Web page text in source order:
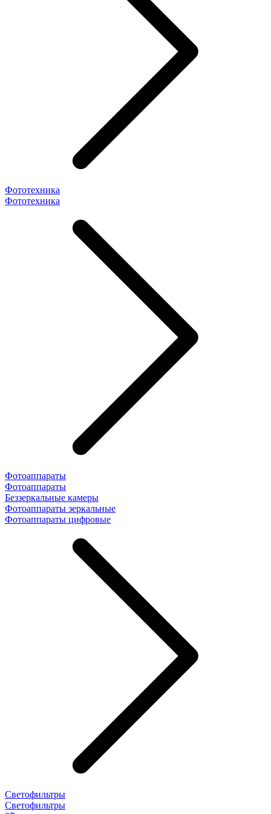
Фототехника
Фототехника
Фотоаппараты
Фотоаппараты
Беззеркальные камеры
Фотоаппараты зеркальные
Фотоаппараты цифровые
Светофильтры
Светофильтры